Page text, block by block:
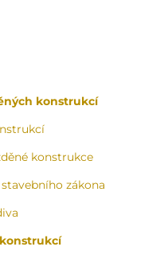
konstrukcí
konstrukce
zákona